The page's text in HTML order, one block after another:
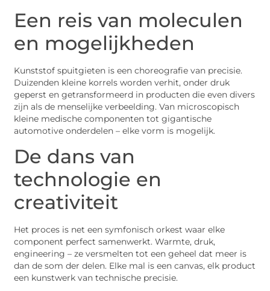
Een reis van moleculen
en mogelijkheden
Kunststof spuitgieten is een choreografie van precisie.
Duizenden kleine korrels worden verhit, onder druk
geperst en getransformeerd in producten die even divers
zijn als de menselijke verbeelding. Van microscopisch
kleine medische componenten tot gigantische
automotive onderdelen – elke vorm is mogelijk.
De dans van
technologie en
creativiteit
Het proces is net een symfonisch orkest waar elke
component perfect samenwerkt. Warmte, druk,
engineering – ze versmelten tot een geheel dat meer is
dan de som der delen. Elke mal is een canvas, elk product
een kunstwerk van technische precisie.